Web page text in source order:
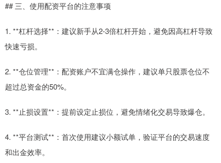
## 三、使用配资平台的注意事项
1. **杠杆选择**：建议新手从2-3倍杠杆开始，避免因高杠杆导致
快速亏损。
2. **仓位管理**：配资账户不宜满仓操作，建议单只股票仓位不
超过总资金的50%。
3. **止损设置**：提前设定止损位，避免情绪化交易导致爆仓。
4. **平台测试**：首次使用建议小额试单，验证平台的交易速度
和出金效率。